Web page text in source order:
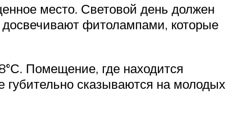
место. Световой день должен
фитолампами, которые
Помещение, где находится
губительно сказываются на молодых